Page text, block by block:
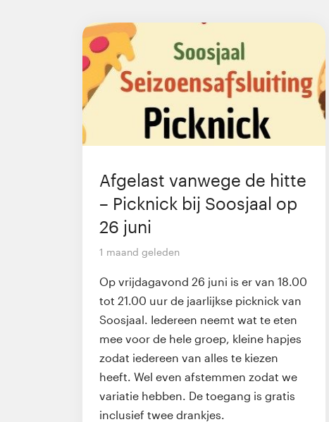
Afgelast vanwege de hitte
– Picknick bij Soosjaal op
26 juni
1 maand geleden
Op vrijdagavond 26 juni is er van 18.00
tot 21.00 uur de jaarlijkse picknick van
Soosjaal. Iedereen neemt wat te eten
mee voor de hele groep, kleine hapjes
zodat iedereen van alles te kiezen
heeft. Wel even afstemmen zodat we
variatie hebben. De toegang is gratis
inclusief twee drankjes.